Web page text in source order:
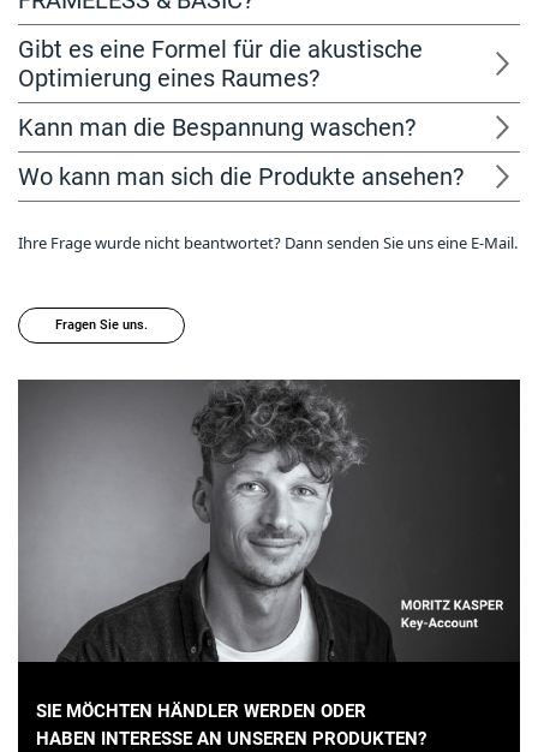
Gibt es eine Formel für die akustische
Optimierung eines Raumes?
Kann man die Bespannung waschen?
Wo kann man sich die Produkte ansehen?
Ihre Frage wurde nicht beantwortet? Dann senden Sie uns eine E-Mail.
Fragen Sie uns.
SIE MÖCHTEN HÄNDLER WERDEN ODER
HABEN INTERESSE AN UNSEREN PRODUKTEN?